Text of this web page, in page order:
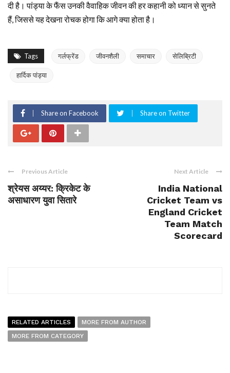
दी है। पांड्या के फैंस उनकी वैवाहिक जीवन की हर कहानी को ध्यान से सुनते
हैं, जिससे यह देखना रोचक होगा कि आगे क्या होता है।
Tags गर्लफ्रेंड जीवनशैली समाचार सेलिब्रिटी
हार्दिक पांड्या
Share on Facebook Share on Twitter
Previous Article
श्रेयस अय्यर: क्रिकेट के
असाधारण युवा सितारे
Next Article
India National
Cricket Team vs
England Cricket
Team Match
Scorecard
RELATED ARTICLES
MORE FROM AUTHOR
MORE FROM CATEGORY